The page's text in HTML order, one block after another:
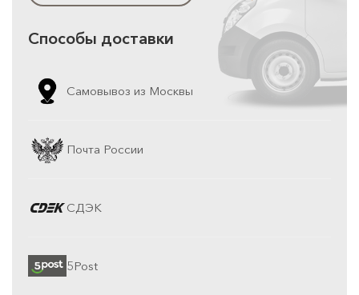
Способы доставки
Самовывоз из Москвы
Почта России
СДЭК
5Post